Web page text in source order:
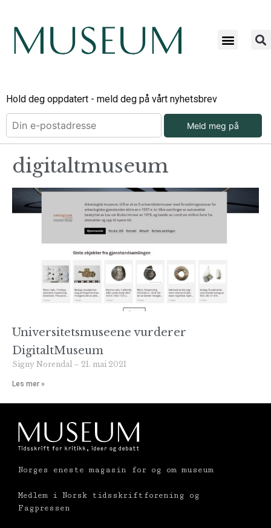
Hold deg oppdatert - meld deg på vårt nyhetsbrev
Meld meg på
digitaltmuseum
Universitetsmuseene vurderer
DigitaltMuseum
Signy Norendal 21. mai 2021
Les mer »
Norges eneste magasin for og om museum
Medlem i Norsk tidsskriftforening og
Fagpressen